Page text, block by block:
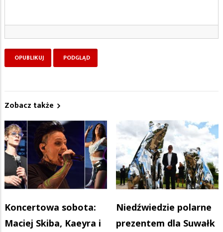
Zobacz także
Koncertowa sobota:
Maciej Skiba, Kaeyra i
Niedźwiedzie polarne
prezentem dla Suwałk